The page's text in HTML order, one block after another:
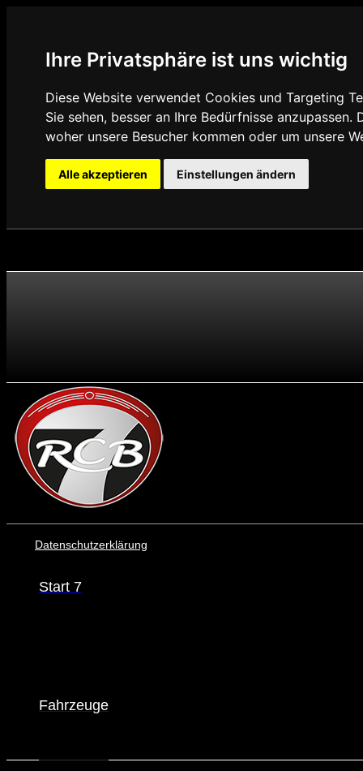
Ihre Privatsphäre ist uns wichtig
Diese Website verwendet Cookies und Targeting
Sie sehen, besser an Ihre Bedürfnisse
woher unsere Besucher kommen oder um unsere
Alle akzeptieren Einstellungen ändern
Datenschutzerklärung
Start 7
Fahrzeuge